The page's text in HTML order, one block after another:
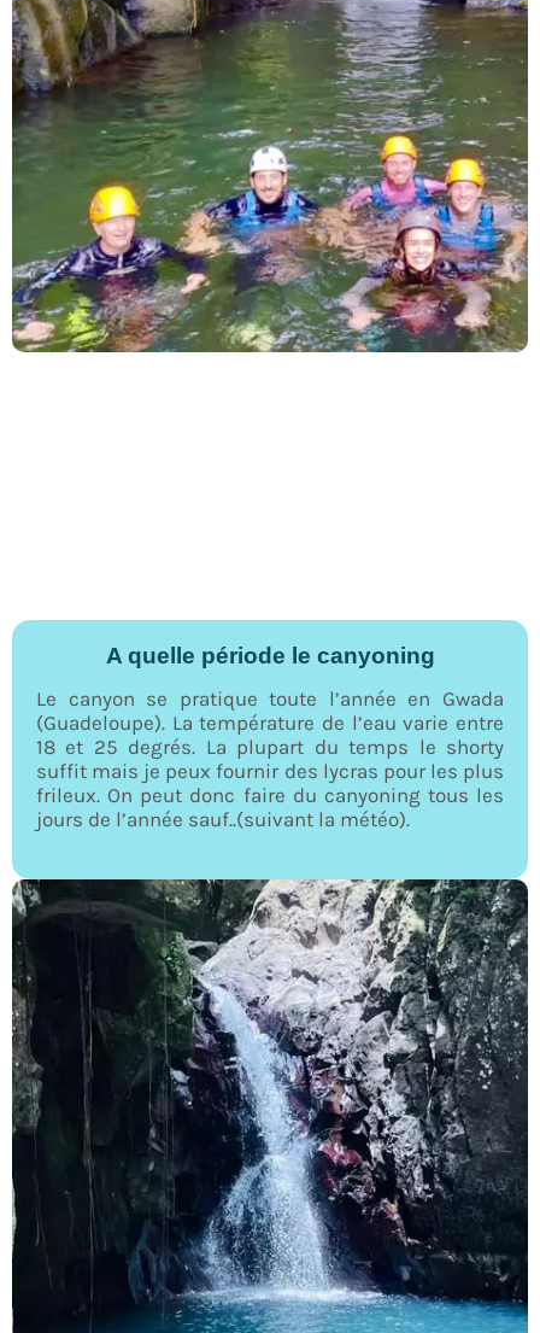
A quelle période le canyoning
Le canyon se pratique toute l’année en Gwada
(Guadeloupe). La température de l’eau varie entre
18 et 25 degrés. La plupart du temps le shorty
suffit mais je peux fournir des lycras pour les plus
frileux. On peut donc faire du canyoning tous les
jours de l’année sauf..(suivant la météo).